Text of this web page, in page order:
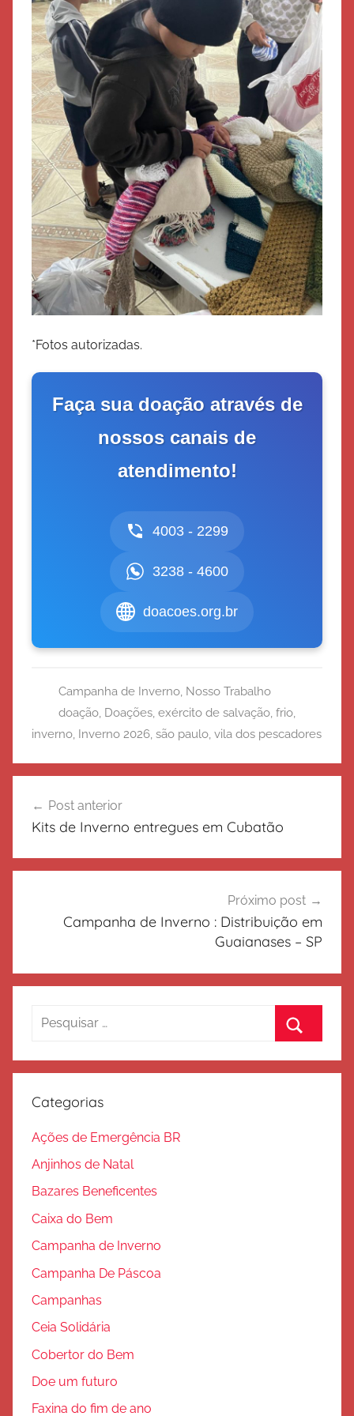
*Fotos autorizadas.
Faça sua doação através de
nossos canais de
atendimento!
4003 - 2299
3238 - 4600
doacoes.org.br
Campanha de Inverno Nosso Trabalho
doação Doações exército de salvação frio
inverno Inverno 2026 são paulo vila dos pescadores
de
Post anterior
Kits de Inverno entregues em Cubatão
Próximo post
Campanha de Inverno : Distribuição em
Guaianases – SP
Pesquisar
Categorias
Ações de Emergência BR
Anjinhos de Natal
Bazares Beneficentes
Caixa do Bem
Campanha de Inverno
Campanha De Páscoa
Campanhas
Ceia Solidária
Cobertor do Bem
Doe um futuro
Faxina do fim de ano